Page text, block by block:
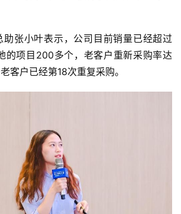
助张小叶表示，公司目前销量已经超过
的项目200多个，老客户重新采购率达
客户已经第18次重复采购。